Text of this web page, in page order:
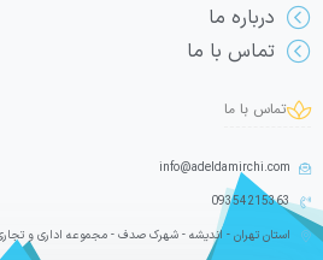
درباره ما
تماس با ما
تماس با ما
info@adeldamirchi.com
09354215363
استان تهران - اندیشه - شهرک صدف - مجموعه اداری و تجاری